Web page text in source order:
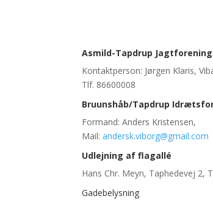
Asmild-Tapdrup Jagtforening
Kontaktperson: Jørgen Klaris,
Tlf. 86600008
Bruunshåb/Tapdrup
Formand: Anders Kristensen,
Mail:andersk.viborg@gmail.com
Udlejning af flagallé
Hans Chr. Meyn, Taphedevej 2,
Gadebelysning